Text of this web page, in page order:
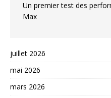
Un premier test des
Max
juillet 2026
mai 2026
mars 2026